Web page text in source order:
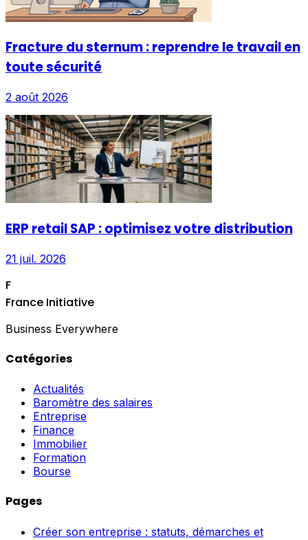
Fracture du sternum : reprendre le travail en
toute sécurité
2 août 2026
ERP retail SAP : optimisez votre distribution
21 juil. 2026
F
France Initiative
Business Everywhere
Catégories
Actualités
Baromètre des salaires
Entreprise
Finance
Immobilier
Formation
Bourse
Pages
Créer son entreprise : statuts, démarches et